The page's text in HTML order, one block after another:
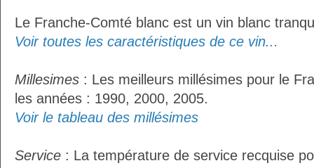
Le Franche-Comté blanc est un vin blanc
Voir toutes les caractéristiques de ce vin...
Millesimes : Les meilleurs millésimes pour le
les années : 1990, 2000, 2005.
Voir le tableau des millésimes
Service : La température de service recquise